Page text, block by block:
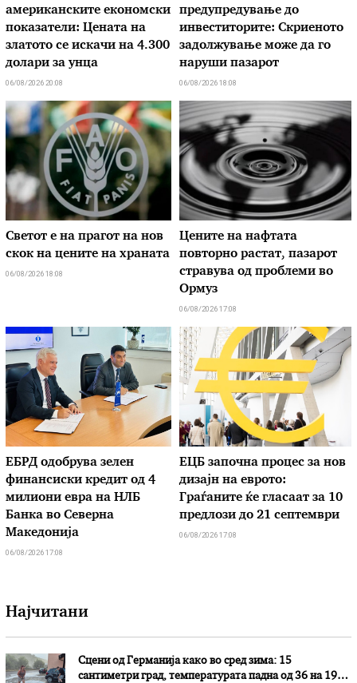
американските економски
показатели: Цената на
златото се искачи на 4.300
долари за унца
06/08/2026 20:08
предупредување до
инвеститорите: Скриеното
задолжување може да го
наруши пазарот
06/08/2026 18:08
Светот е на прагот на нов
скок на цените на храната
06/08/2026 18:08
Цените на нафтата
повторно растат, пазарот
стравува од проблеми во
Ормуз
06/08/2026 17:08
ЕБРД одобрува зелен
финансиски кредит од 4
милиони евра на НЛБ
Банка во Северна
Македонија
06/08/2026 17:08
ЕЦБ започна процес за нов
дизајн на еврото:
Граѓаните ќе гласаат за 10
предлози до 21 септември
06/08/2026 17:08
Најчитани
Сцени од Германија како во сред зима: 15
сантиметри град, температурата падна од 36 на 19